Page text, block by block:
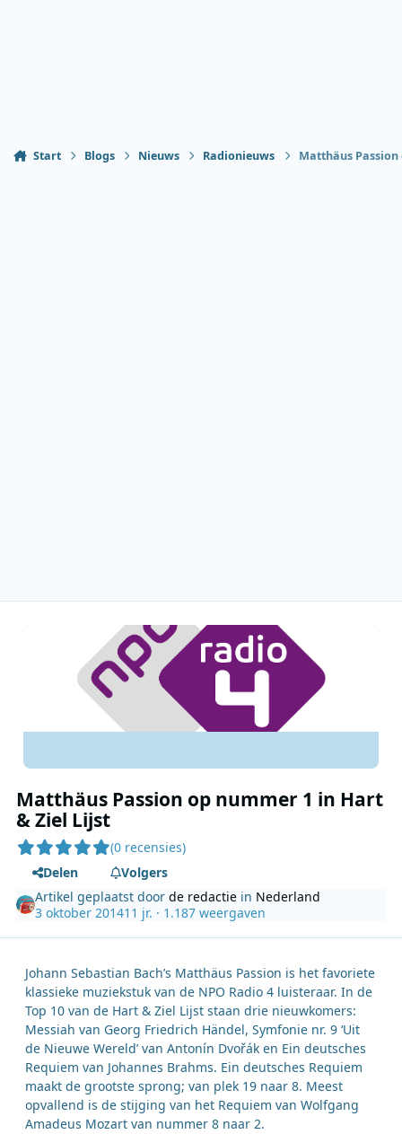
Start Blogs Nieuws Radionieuws Matthäus
Matthäus Passion op nummer 1 in Hart
& Ziel Lijst
(0 recensies)
Delen
Volgers
Artikel geplaatst doorde redactie in Nederland
3 oktober 201411 jr. · 1.187 weergaven
Johann Sebastian Bach’s Matthäus Passion is het favoriete
klassieke muziekstuk van de NPO Radio 4 luisteraar. In de
Top 10 van de Hart & Ziel Lijst staan drie nieuwkomers:
Messiah van Georg Friedrich Händel, Symfonie nr. 9 ‘Uit
de Nieuwe Wereld’ van Antonín Dvořák en Ein deutsches
Requiem van Johannes Brahms. Ein deutsches Requiem
maakt de grootste sprong; van plek 19 naar 8. Meest
opvallend is de stijging van het Requiem van Wolfgang
Amadeus Mozart van nummer 8 naar 2.